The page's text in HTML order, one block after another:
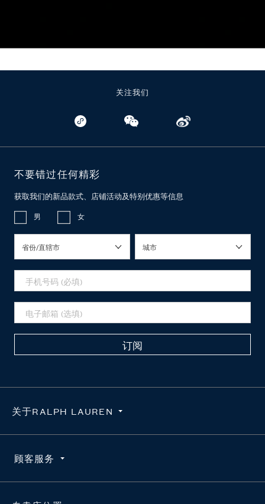
关注我们
关于RALPH LAUREN
隐私政策
使用条款
求职咨询
顾客服务
订单查询
不要错过任何精彩
获取我们的新品款式、店铺活动及特别优惠等信息
男 女
省份/直辖市 城市
订阅